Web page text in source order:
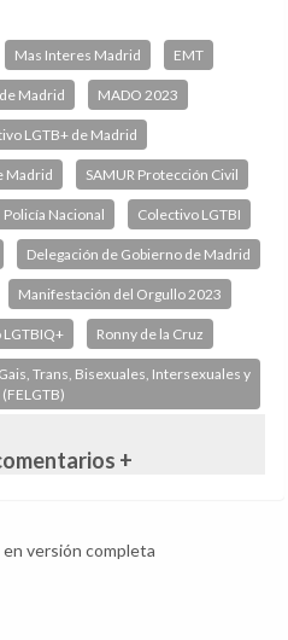
Mas Interes Madrid EMT
Madrid MADO 2023
LGTB+ de Madrid
Madrid SAMUR Protección Civil
Policía Nacional Colectivo LGTBI
Delegación de Gobierno de Madrid
Manifestación del Orgullo 2023
Ronny de la Cruz
Trans, Bisexuales, Intersexuales y
+
versión completa